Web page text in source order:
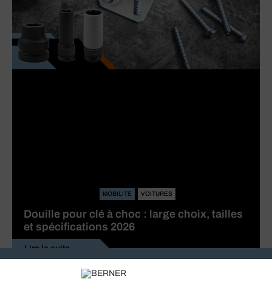
MOBILITE VOITURES
Douille pour clé à choc : large choix, tailles
et spécifications 2026
Lire la suite